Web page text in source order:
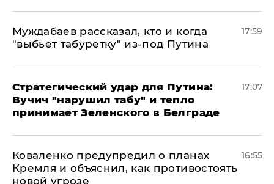
Муждабаев рассказал, кто и когда
"выбьет табуретку" из-под Путина
17:59
Стратегический удар для Путина:
Вучич "нарушил табу" и тепло
принимает Зеленского в Белграде
17:07
Коваленко предупредил о планах
Кремля и объяснил, как противостоять
новой угрозе
16:55